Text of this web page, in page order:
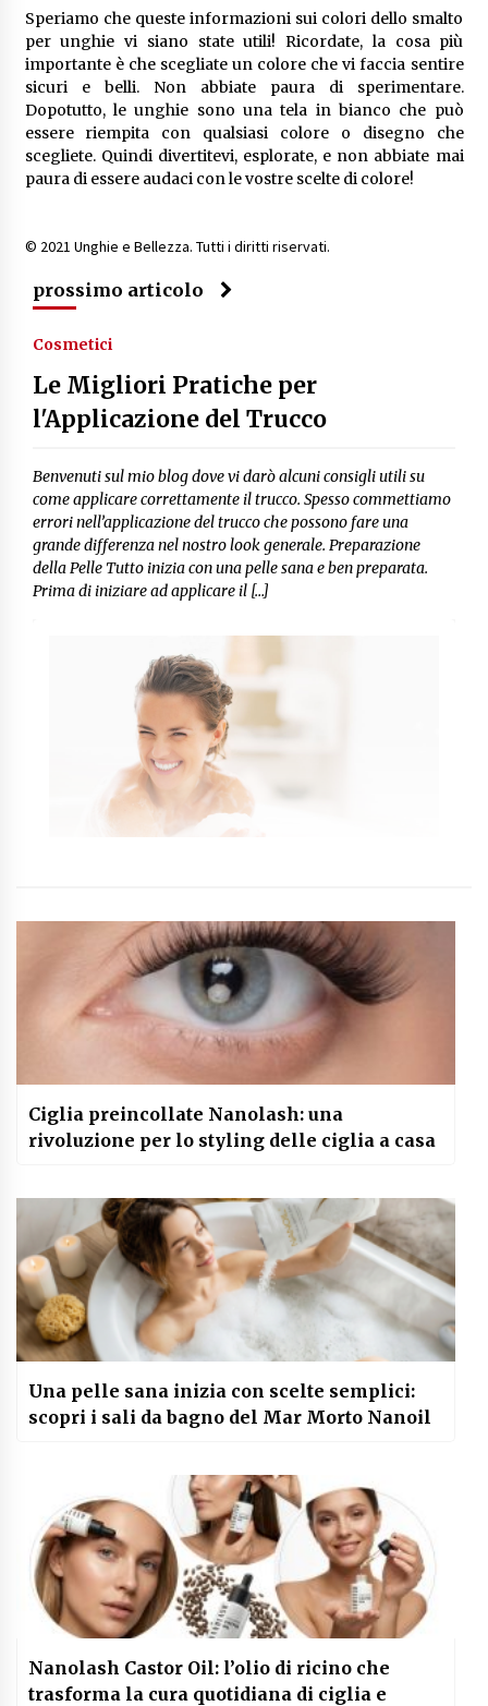
Speriamo che queste informazioni sui colori dello smalto
per unghie vi siano state utili! Ricordate, la cosa più
importante è che scegliate un colore che vi faccia sentire
sicuri e belli. Non abbiate paura di sperimentare.
Dopotutto, le unghie sono una tela in bianco che può
essere riempita con qualsiasi colore o disegno che
scegliete. Quindi divertitevi, esplorate, e non abbiate mai
paura di essere audaci con le vostre scelte di colore!
© 2021 Unghie e Bellezza. Tutti i diritti riservati.
prossimo articolo
Cosmetici
Le Migliori Pratiche per
l'Applicazione del Trucco
Benvenuti sul mio blog dove vi darò alcuni consigli utili su
come applicare correttamente il trucco. Spesso commettiamo
errori nell’applicazione del trucco che possono fare una
grande differenza nel nostro look generale. Preparazione
della Pelle Tutto inizia con una pelle sana e ben preparata.
Prima di iniziare ad applicare il […]
Ciglia preincollate Nanolash: una
rivoluzione per lo styling delle ciglia a casa
Una pelle sana inizia con scelte semplici:
scopri i sali da bagno del Mar Morto Nanoil
Nanolash Castor Oil: l’olio di ricino che
trasforma la cura quotidiana di ciglia e